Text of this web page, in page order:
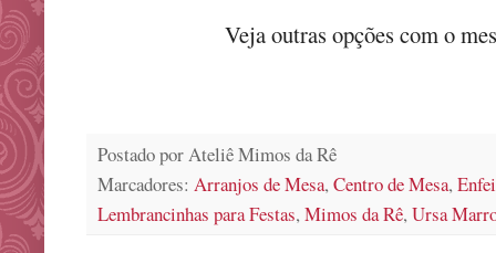
Veja outras opções com o
Postado porAteliê Mimos da Rê
Marcadores: Arranjos de Mesa,Centro de Mesa,
Lembrancinhas para Festas,Mimos da Rê,Ursa